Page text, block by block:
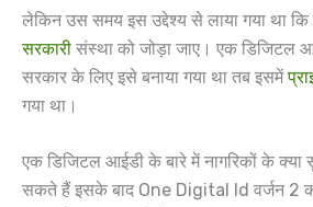
लेकिन उस समय इस उद्देश्य से लाया गया था
सरकारी संस्था को जोड़ा जाए। एक डिजिटल
सरकार के लिए इसे बनाया गया था तब इसमें
गया था।
एक डिजिटल आईडी के बारे में नागरिकों के
सकते हैं इसके बाद One Digital Id वर्जन 2